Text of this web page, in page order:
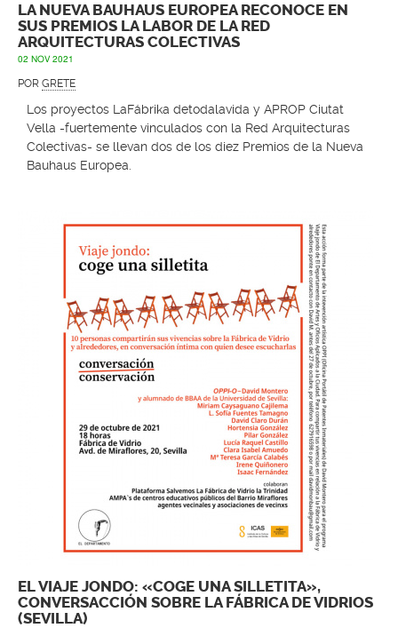
LA NUEVA BAUHAUS EUROPEA RECONOCE EN
SUS PREMIOS LA LABOR DE LA RED
ARQUITECTURAS COLECTIVAS
02 NOV 2021
POR GRETE
Los proyectos LaFábrika detodalavida y APROP Ciutat
Vella -fuertemente vinculados con la Red Arquitecturas
Colectivas- se llevan dos de los diez Premios de la Nueva
Bauhaus Europea.
EL VIAJE JONDO: «COGE UNA SILLETITA»,
CONVERSACCIÓN SOBRE LA FÁBRICA DE VIDRIOS
(SEVILLA)